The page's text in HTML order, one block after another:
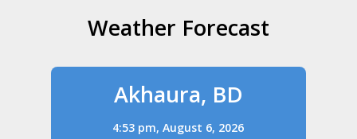
Weather Forecast
Akhaura, BD
4:53 pm,August 6, 2026